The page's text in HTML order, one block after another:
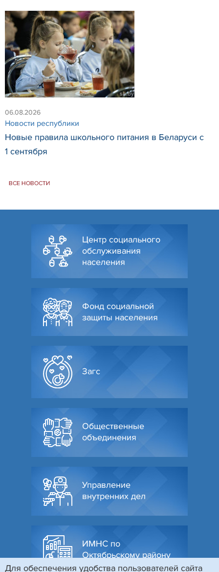
06.08.2026
Новости республики
Новые правила школьного питания в Беларуси с
1 сентября
ВСЕ НОВОСТИ
Центр социального
обслуживания
населения
Фонд социальной
защиты населения
Загс
Общественные
объединения
Управление
внутренних дел
ИМНС по
Октябрьскому району
Для обеспечения удобства пользователей сайта